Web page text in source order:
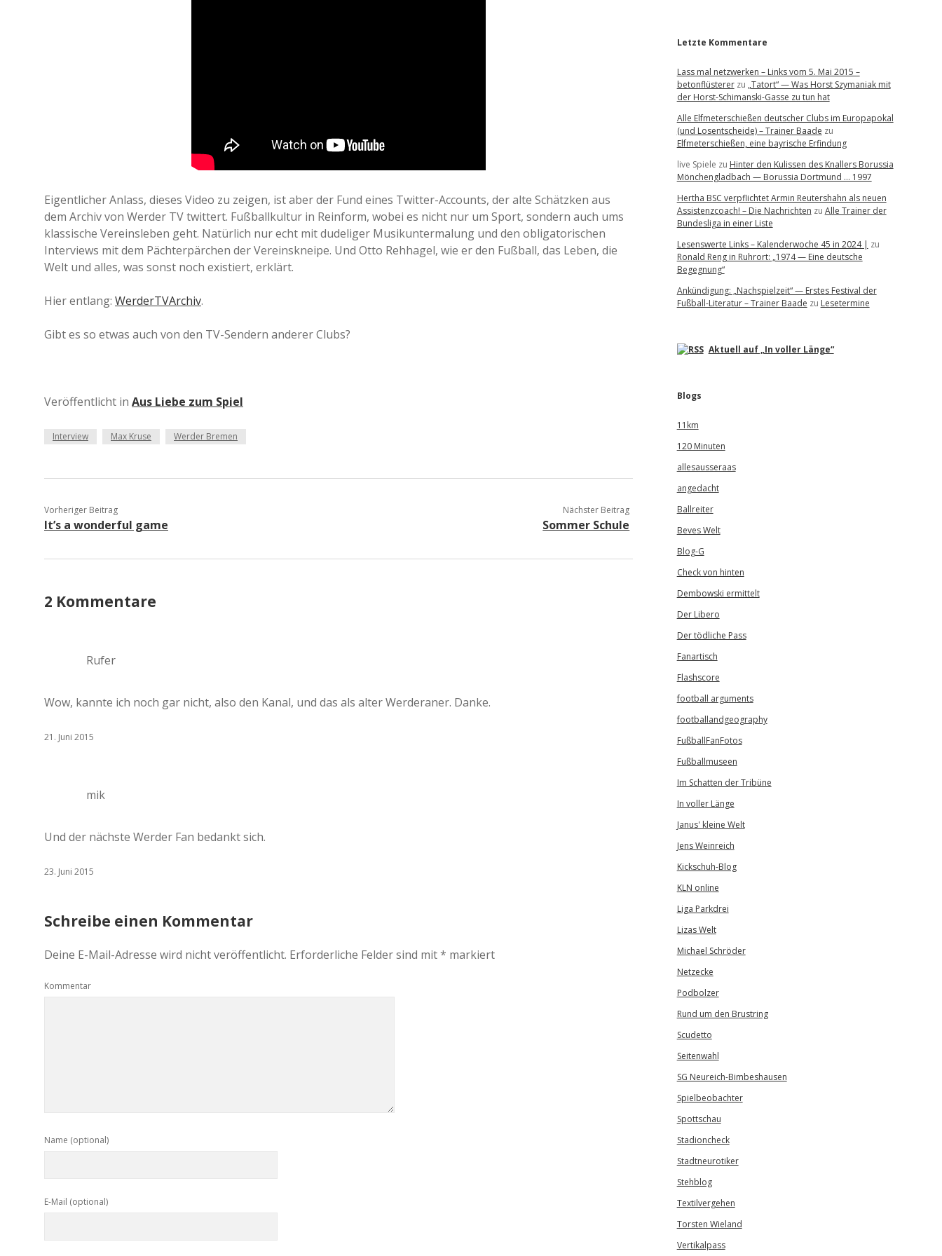
e
Eigentlicher Anlass, dieses Video zu zeigen, ist aber der Fund eines Twitter-Accounts, der alte Schätzken aus
dem Archiv von Werder TV twittert. Fußballkultur in Reinform, wobei es nicht nur um Sport, sondern auch ums
klassische Vereinsleben geht. Natürlich nur echt mit dudeliger Musikuntermalung und den obligatorischen
Interviews mit dem Pächterpärchen der Vereinskneipe. Und Otto Rehhagel, wie er den Fußball, das Leben, die
Welt und alles, was sonst noch existiert, erklärt.
Hier entlang: WerderTVArchiv.
Gibt es so etwas auch von den TV-Sendern anderer Clubs?
Veröffentlicht in Aus Liebe zum Spiel
Interview Max Kruse Werder Bremen
Vorheriger Beitrag
It’s a wonderful game
Nächster Beitrag
Sommer Schule
2 Kommentare
Rufer
Wow, kannte ich noch gar nicht, also den Kanal, und das als alter Werderaner. Danke.
21. Juni 2015
mik
Und der nächste Werder Fan bedankt sich.
23. Juni 2015
Schreibe einen Kommentar
Deine E-Mail-Adresse wird nicht veröffentlicht. Erforderliche Felder sind mit* markiert
Kommentar
Name (optional)
E-Mail (optional)
Letzte Kommentare
Lass mal netzwerken – Links vom 5. Mai 2015 –
betonflüstererzu „Tatort“ — Was Horst Szymaniak mit
der Horst-Schimanski-Gasse zu tun hat
Alle Elfmeterschießen deutscher Clubs im Europapokal
(und Losentscheide) – Trainer Baade zu
Elfmeterschießen, eine bayrische Erfindung
live Spiele zu Hinter den Kulissen des Knallers Borussia
Mönchengladbach — Borussia Dortmund … 1997
Hertha BSC verpflichtet Armin Reutershahn als neuen
Assistenzcoach! – Die Nachrichten zu Alle Trainer der
Bundesliga in einer Liste
Lesenswerte Links – Kalenderwoche 45 in 2024 | zu
Ronald Reng in Ruhrort: „1974 — Eine deutsche
Begegnung“
Ankündigung: „Nachspielzeit“ — Erstes Festival der
Fußball-Literatur – Trainer Baade zu Lesetermine
Aktuell auf „In voller Länge“
Blogs
11km
120 Minuten
allesausseraas
angedacht
Ballreiter
Beves Welt
Blog-G
Check von hinten
Dembowski ermittelt
Der Libero
Der tödliche Pass
Fanartisch
Flashscore
football arguments
footballandgeography
FußballFanFotos
Fußballmuseen
Im Schatten der Tribüne
In voller Länge
Janus' kleine Welt
Jens Weinreich
Kickschuh-Blog
KLN online
Liga Parkdrei
Lizas Welt
Michael Schröder
Netzecke
Podbolzer
Rund um den Brustring
Scudetto
Seitenwahl
SG Neureich-Bimbeshausen
Spielbeobachter
Spottschau
Stadioncheck
Stadtneurotiker
Stehblog
Textilvergehen
Torsten Wieland
Vertikalpass